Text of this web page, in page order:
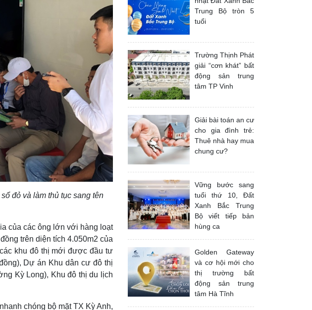
đỏ và làm thủ tục sang tên
của các ông lớn với hàng loạt
trên diện tích 4.050m2 của
khu đô thị mới được đầu tư
Dự án Khu dân cư đô thị
Kỳ Long), Khu đô thị du lịch
chóng bộ mặt TX Kỳ Anh,
Trung Bộ tròn 5
tuổi
Trường Thịnh Phát
giải “cơn khát” bất
động sản trung
tâm TP Vinh
Giải bài toán an cư
cho gia đình trẻ:
Thuê nhà hay mua
chung cư?
Vững bước sang
tuổi thứ 10, Đất
Xanh Bắc Trung
Bộ viết tiếp bản
hùng ca
Golden Gateway
và cơ hội mới cho
thị trường bất
động sản trung
tâm Hà Tĩnh